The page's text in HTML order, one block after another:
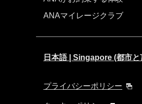
ANAマイレージクラブ
日本語 | Singapore (都市
プライバシーポリシー